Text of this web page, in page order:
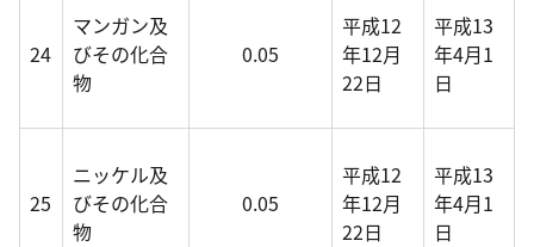
24
マンガン及
びその化合
物
0.05
平成12
年12月
22日
平成13
年4月1
日
25
ニッケル及
びその化合
物
0.05
平成12
年12月
22日
平成13
年4月1
日